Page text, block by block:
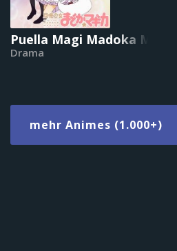
Puella Magi Madoka Magica
Drama
mehr Animes (1.000+)